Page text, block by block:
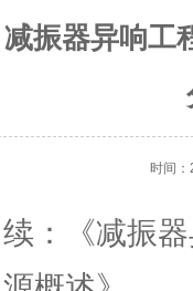
减振器异响工
时间
续：《减振